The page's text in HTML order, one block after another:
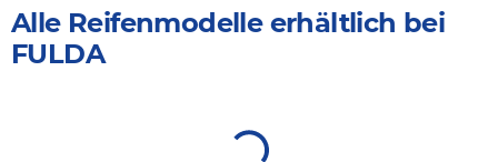
Alle Reifenmodelle erhältlich bei
FULDA